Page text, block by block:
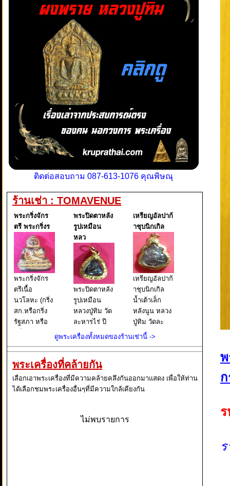
ติดต่อสอบถาม 087-613-1076 คุณพิษณุ
ร้านเช่า : TOMAVENUE
พระกริ่งจักร
ตรี พระกริ่งร
พระกริ่งจักร
ตรีเนื้อ
นวโลหะ (กริ่ง
สก.หรือกริ่ง
รัฐสภา หรือ
จะเรียกครับ
สภาผู้แทน
ราษฎร จัด
สร้างเนื่องใน
พระปิดตาหลัง
รูปเหมือน
หลว
พระปิดตาหลัง
รูปเหมือน
หลวงปู่ทิม วัด
ละหารไร่ ปี
พ.ศ. 2517
สภาพสวยตอก
โค๊ต ตัว ?ท?
ที่บริเวณ
สังฆาฏิ เอาไว้
รูปเหมือน
เหรียญอัลปาก้
าชุบนิกเกิล
เหรียญอัลปาก้
าชุบนิกเกิล
น้ำเต้าเล็ก
หลังนูน หลวง
ปู่ทิม วัดละ
หารไร่ ปี 17
เล็ก มี 2 แบบ
ขึ้นเมื่อปี 08
ลักษณะเป็น
ดูพระเครื่องทั้งหมดของร้านเช่านี้ ->
พระเครื่องที่คล้ายกัน
เลือกเอาพระเครื่องที่มีความคล้ายคลึงกันออกมาแสดง เพื่อให้ท่าน
ได้เลือกชมพระเครื่องอื่นๆที่มีความใกล้เคียงกัน
ไม่พบรายการ